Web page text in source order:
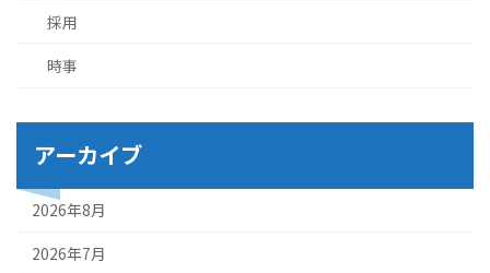
採用
時事
アーカイブ
2026年8月
2026年7月